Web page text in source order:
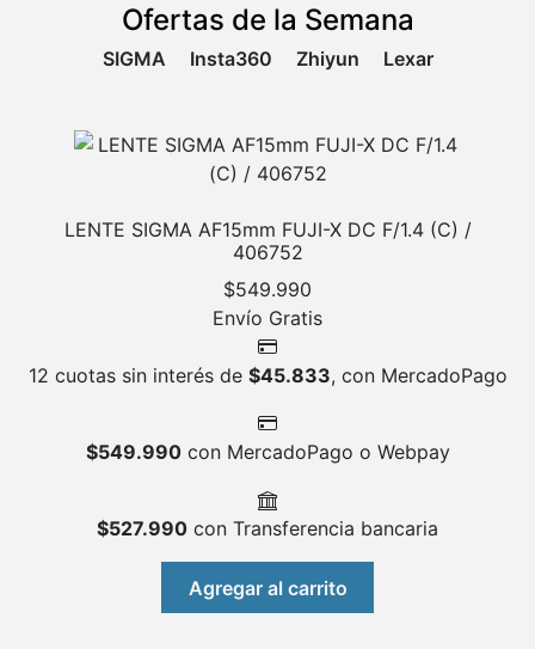
Ofertas de la Semana
SIGMA Insta360 Zhiyun Lexar
LENTE SIGMA AF15mm FUJI-X DC F/1.4 (C) /
406752
$549.990
Envío Gratis
12 cuotas sin interés de $45.833, con MercadoPago
$549.990con MercadoPago o Webpay
$527.990 con Transferencia bancaria
Agregar al carrito